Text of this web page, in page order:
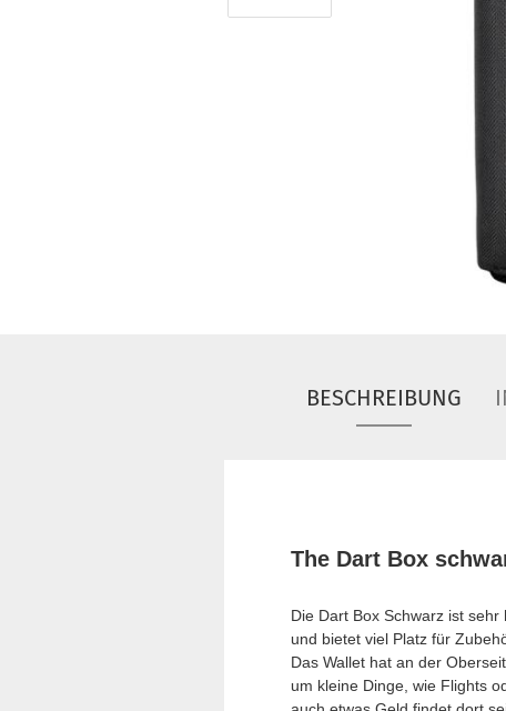
BESCHREIBUNG
The Dart Box
Die Dart Box Schwarz ist
und bietet viel Platz für
Das Wallet hat an der
um kleine Dinge, wie Flights